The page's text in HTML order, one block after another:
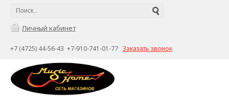
Личный кабинет
+7 (4725) 44-56-43 +7-910-741-01-77 Заказать звонок